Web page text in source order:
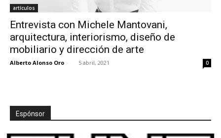
artículos
Entrevista con Michele Mantovani,
arquitectura, interiorismo, diseño de
mobiliario y dirección de arte
Alberto Alonso Oro - 5 abril, 2021 0
Espónsor